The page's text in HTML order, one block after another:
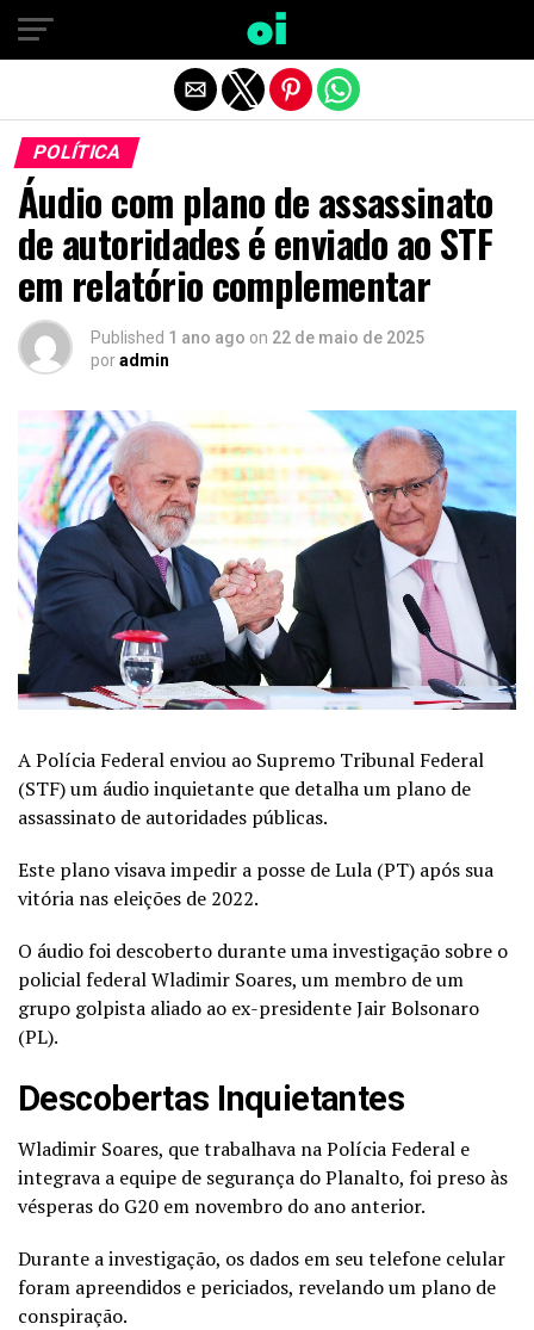
POLÍTICA
Áudio com plano de assassinato
de autoridades é enviado ao STF
em relatório complementar
Published 1 ano ago on 22 de maio de 2025
poradmin
A Polícia Federal enviou ao Supremo Tribunal Federal
(STF) um áudio inquietante que detalha um plano de
assassinato de autoridades públicas.
Este plano visava impedir a posse de Lula (PT) após sua
vitória nas eleições de 2022.
O áudio foi descoberto durante uma investigação sobre o
policial federal Wladimir Soares, um membro de um
grupo golpista aliado ao ex-presidente Jair Bolsonaro
(PL).
Descobertas Inquietantes
Wladimir Soares, que trabalhava na Polícia Federal e
integrava a equipe de segurança do Planalto, foi preso às
vésperas do G20 em novembro do ano anterior.
Durante a investigação, os dados em seu telefone celular
foram apreendidos e periciados, revelando um plano de
conspiração.
Sair da versão mobile